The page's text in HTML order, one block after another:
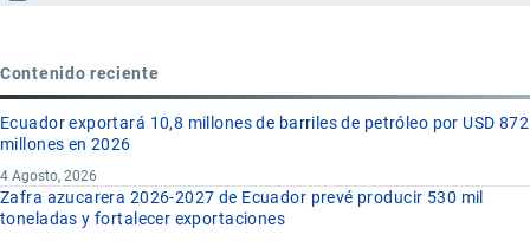
Contenido reciente
Ecuador exportará 10,8 millones de barriles de petróleo por USD 872
millones en 2026
4 Agosto, 2026
Zafra azucarera 2026-2027 de Ecuador prevé producir 530 mil
toneladas y fortalecer exportaciones